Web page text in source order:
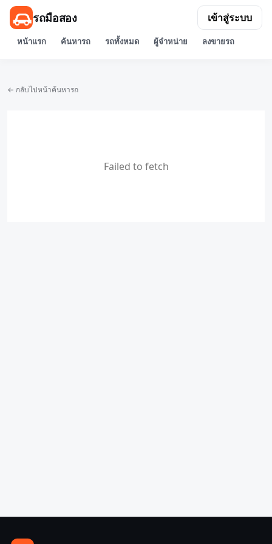
รถมือสอง
หน้าแรก ค้นหารถ รถทั้งหมด ผู้จำหน่าย ลงขายรถ
เข้าสู่ระบบ
← กลับไปหน้าค้นหารถ
Failed to fetch